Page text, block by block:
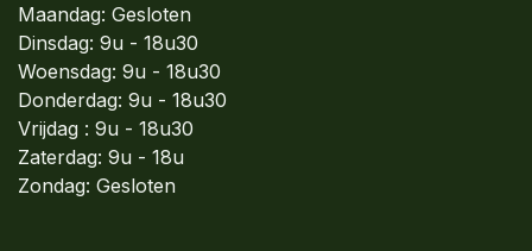
Maandag: Gesloten
Dinsdag: 9u - 18u30
Woensdag: 9u - 18u30
Donderdag: 9u - 18u30
Vrijdag : 9u - 18u30
Zaterdag: 9u - 18u
Zondag: Gesloten